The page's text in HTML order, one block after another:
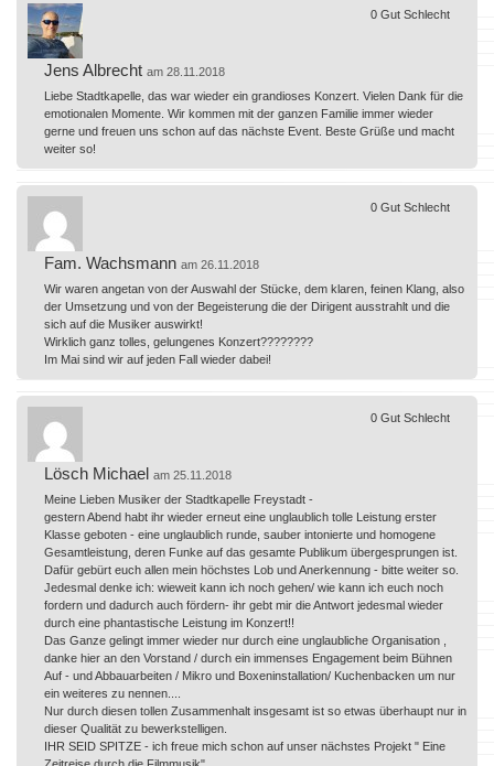
Jens Albrecht am 28.11.2018
Liebe Stadtkapelle, das war wieder ein grandioses Konzert. Vielen Dank für die
emotionalen Momente. Wir kommen mit der ganzen Familie immer wieder
gerne und freuen uns schon auf das nächste Event. Beste Grüße und macht
weiter so!
0 Gut Schlecht
Fam. Wachsmann am 26.11.2018
Wir waren angetan von der Auswahl der Stücke, dem klaren, feinen Klang, also
der Umsetzung und von der Begeisterung die der Dirigent ausstrahlt und die
sich auf die Musiker auswirkt!
Wirklich ganz tolles, gelungenes Konzert????????
Im Mai sind wir auf jeden Fall wieder dabei!
0 Gut Schlecht
Lösch Michael am 25.11.2018
Meine Lieben Musiker der Stadtkapelle Freystadt -
gestern Abend habt ihr wieder erneut eine unglaublich tolle Leistung erster
Klasse geboten - eine unglaublich runde, sauber intonierte und homogene
Gesamtleistung, deren Funke auf das gesamte Publikum übergesprungen ist.
Dafür gebürt euch allen mein höchstes Lob und Anerkennung - bitte weiter so.
Jedesmal denke ich: wieweit kann ich noch gehen/ wie kann ich euch noch
fordern und dadurch auch fördern- ihr gebt mir die Antwort jedesmal wieder
durch eine phantastische Leistung im Konzert!!
Das Ganze gelingt immer wieder nur durch eine unglaubliche Organisation ,
danke hier an den Vorstand / durch ein immenses Engagement beim Bühnen
Auf - und Abbauarbeiten / Mikro und Boxeninstallation/ Kuchenbacken um nur
ein weiteres zu nennen....
Nur durch diesen tollen Zusammenhalt insgesamt ist so etwas überhaupt nur in
dieser Qualität zu bewerkstelligen.
IHR SEID SPITZE - ich freue mich schon auf unser nächstes Projekt " Eine
0 Gut Schlecht